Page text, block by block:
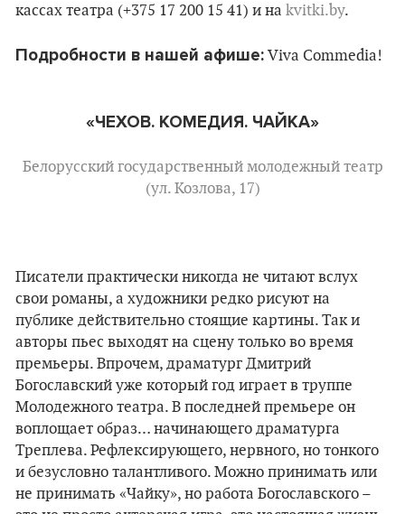
кассах театра (+375 17 200 15 41) и на kvitki.by.
Подробности в нашей афише: Viva Commedia!
«ЧЕХОВ. КОМЕДИЯ. ЧАЙКА»
Белорусский государственный молодежный театр
(ул. Козлова, 17)
Писатели практически никогда не читают вслух
свои романы, а художники редко рисуют на
публике действительно стоящие картины. Так и
авторы пьес выходят на сцену только во время
премьеры. Впрочем, драматург Дмитрий
Богославский уже который год играет в труппе
Молодежного театра. В последней премьере он
воплощает образ… начинающего драматурга
Треплева. Рефлексирующего, нервного, но тонкого
и безусловно талантливого. Можно принимать или
не принимать «Чайку», но работа Богославского –